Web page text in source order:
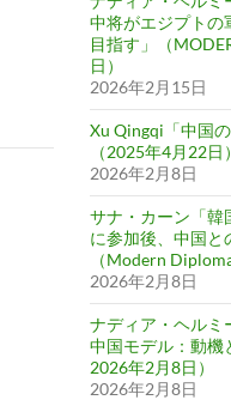
中将がエジプトの
目指す」（
日）
2026年2月15日
Xu Qingqi「中国
（2025年4月22日）
2026年2月8日
サナ・カーン「韓
に参加後、中国と
（Modern
2026年2月8日
ナディア・ヘルミ
中国モデル：動
2026年2月8日）
2026年2月8日